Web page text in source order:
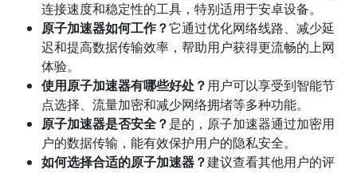
连接速度和稳定性的工具，特别适用于安卓设备。
原子加速器如何工作？它通过优化网络线路、减少延
迟和提高数据传输效率，帮助用户获得更流畅的上网
体验。
使用原子加速器有哪些好处？用户可以享受到智能节
点选择、流量加密和减少网络拥堵等多种功能。
原子加速器是否安全？是的，原子加速器通过加密用
户的数据传输，能有效保护用户的隐私安全。
如何选择合适的原子加速器？建议查看其他用户的评